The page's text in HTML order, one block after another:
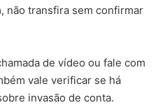
não transfira sem confirmar
de vídeo ou fale com
vale verificar se há
invasão de conta.